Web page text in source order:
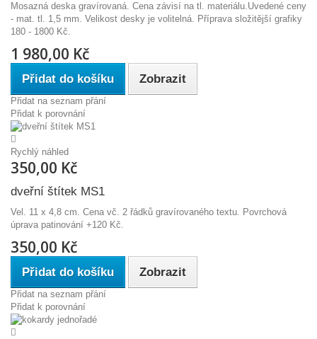
Mosazná deska gravírovaná. Cena závisí na tl. materiálu.Uvedené ceny
- mat. tl. 1,5 mm. Velikost desky je volitelná. Příprava složitější grafiky
180 - 1800 Kč.
1 980,00 Kč
Přidat do košíku Zobrazit
Přidat na seznam přání
Přidat k porovnání
Rychlý náhled
350,00 Kč
dveřní štítek MS1
Vel. 11 x 4,8 cm. Cena vč. 2 řádků gravírovaného textu. Povrchová
úprava patinování +120 Kč.
350,00 Kč
Přidat do košíku Zobrazit
Přidat na seznam přání
Přidat k porovnání